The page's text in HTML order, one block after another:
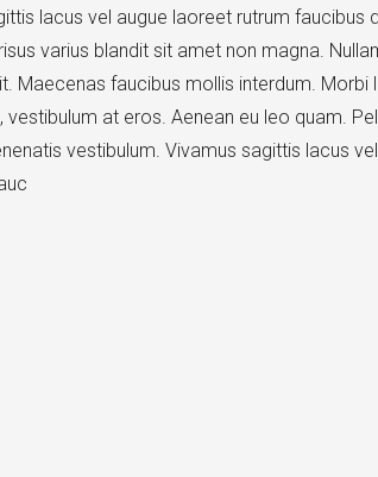
lacus vel augue laoreet rutrum faucibus
varius blandit sit amet non magna.
Maecenas faucibus mollis interdum. Morbi
at eros. Aenean eu leo quam.
vestibulum. Vivamus sagittis lacus